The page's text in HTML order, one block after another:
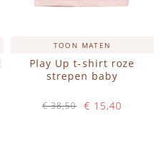
TOON MATEN
Play Up t-shirt roze
strepen baby
€ 15,40
€ 38,50